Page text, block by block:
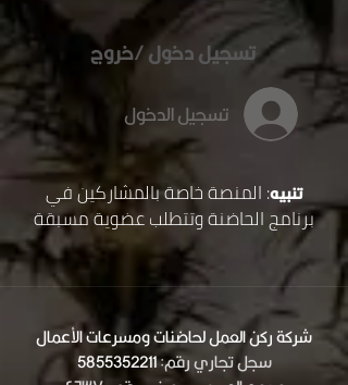
تسجيل دخول /خروج
تسجيل الدخول
تنبيه: المنصة خاصة بالمشاركين في
برنامج الحاضنة وتتطلب عضوية مسبقة
شركة ركن العمل لحاضنات ومسرعات الأعمال
سجل تجاري رقم:5855352211